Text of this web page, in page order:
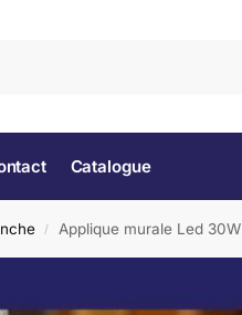
Catalogue
/ Applique murale Led